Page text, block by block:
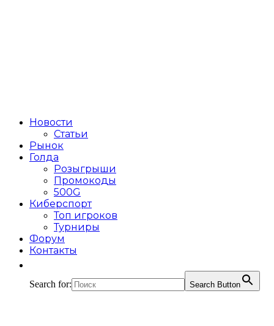
Новости
Статьи
Рынок
Голда
Розыгрыши
Промокоды
500G
Киберспорт
Топ игроков
Турниры
Форум
Контакты
Search for: Search Button